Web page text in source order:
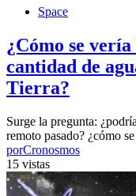
Space
¿Cómo se
cantidad de
Tierra?
Surge la pregunta:
remoto pasado? ¿cómo
porCronosmos
15 vistas